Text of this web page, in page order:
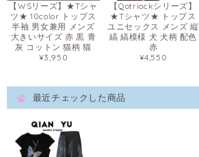
【WSリーズ】★Tシャ
ツ★ 10color トップス
半袖 男女兼用 メンズ
大きいサイズ 赤 黒 青
灰 コットン 猫柄 猫
¥3,950
【Qotriockシリーズ】
★Tシャツ★ トップス
ユニセックス メンズ 縦
縞 縞模様 犬 犬柄 配色
赤
¥4,550
最近チェックした商品